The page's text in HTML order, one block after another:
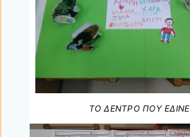
ΤΟ ΔΕΝΤΡΟ ΠΟΥ ΕΔΙΝΕ